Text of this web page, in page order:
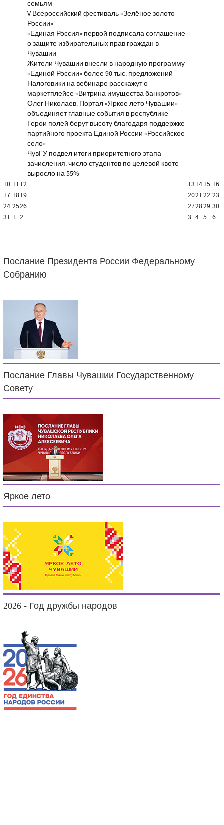
семьям
V Всероссийский фестиваль «Зелёное золото
России»
«Единая Россия» первой подписала соглашение
о защите избирательных прав граждан в
Чувашии
Жители Чувашии внесли в народную программу
«Единой России» более 90 тыс. предложений
Налоговики на вебинаре расскажут о
маркетплейсе «Витрина имущества банкротов»
Олег Николаев: Портал «Яркое лето Чувашии»
объединяет главные события в республике
Герои полей берут высоту благодаря поддержке
партийного проекта Единой России «Российское
село»
ЧувГУ подвел итоги приоритетного этапа
зачисления: число студентов по целевой квоте
выросло на 55%
10 1112 131415 16
17 1819 202122 23
24 2526 272829 30
31 1 2 3 4 5 6
Послание Президента России Федеральному
Собранию
Послание Главы Чувашии Государственному
Совету
Яркое лето
2026 - Год дружбы народов